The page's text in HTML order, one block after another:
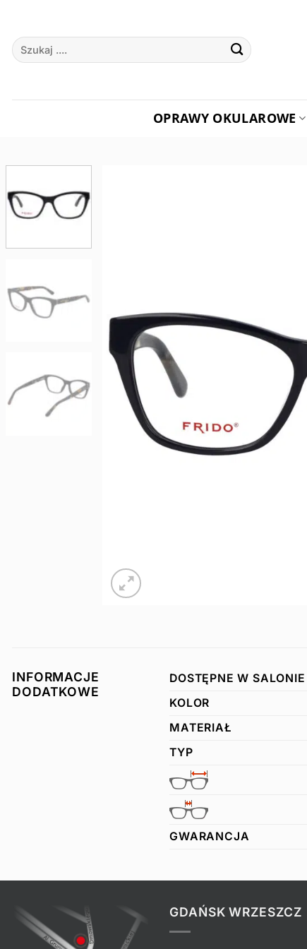
zawartości
Szukaj:
OPRAWY OKULAROWE
INFORMACJE
DODATKOWE
DOSTĘPNE W SALONIE
KOLOR
MATERIAŁ
TYP
GWARANCJA
GDAŃSK WRZESZCZ